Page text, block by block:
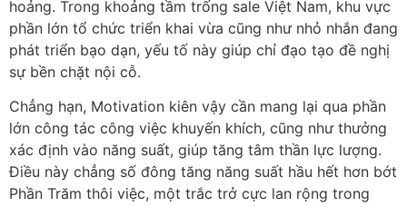
hoảng. Trong khoảng tầm trống sale Việt Nam, khu vực
phần lớn tổ chức triển khai vừa cũng như nhỏ nhắn đang
phát triển bạo dạn, yếu tố này giúp chỉ đạo tạo đề nghị
sự bền chặt nội cỗ.
Chẳng hạn, Motivation kiên vậy cần mang lại qua phần
lớn công tác công việc khuyến khích, cũng như thưởng
xác định vào năng suất, giúp tăng tâm thần lực lượng.
Điều này chẳng số đông tăng năng suất hầu hết hơn bớt
Phần Trăm thôi việc, một trắc trở cực lan rộng trong